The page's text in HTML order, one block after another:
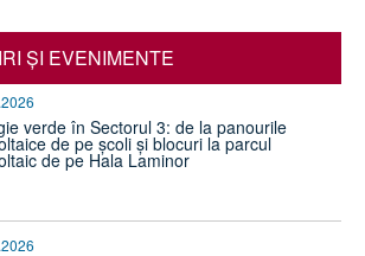
ŞI EVENIMENTE
verde în Sectorul 3: de la panourile
de pe școli și blocuri la parcul
de pe Hala Laminor